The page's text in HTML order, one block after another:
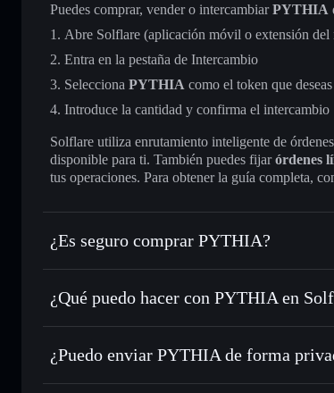
Puedes comprar, vender o intercambiarPYTHIA
Abre Solflare (aplicación móvil o extensión del
Entra en la pestaña de Intercambio
Selecciona PYTHIA como el token que
Introduce la cantidad y confirma el intercambio
Solflare utiliza enrutamiento inteligente de
disponible para ti. También puedes fijarórdenes
tus operaciones. Para obtener la guía completa,
¿Es seguro comprar PYTHIA?
PYTHIA token verificado
¿Qué puedo hacer con PYTHIA en
PYTHIA
cartera de Solflare
Intercambiar al instante : operar con PYTHIA
¿Puedo enviar PYTHIA de forma
cartera de Solflare
agregador